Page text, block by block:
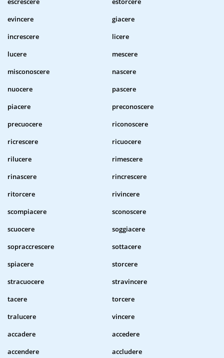
evincere
giacere
increscere
licere
lucere
mescere
misconoscere
nascere
nuocere
pascere
piacere
preconoscere
precuocere
riconoscere
ricrescere
ricuocere
rilucere
rimescere
rinascere
rincrescere
ritorcere
rivincere
scompiacere
sconoscere
scuocere
soggiacere
sopraccrescere
sottacere
spiacere
storcere
stracuocere
stravincere
tacere
torcere
tralucere
vincere
accadere
accedere
accendere
accludere